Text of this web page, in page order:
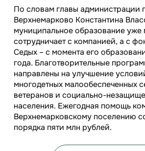
По словам главы администрации
Верхнемарково Константина
муниципальное образование уже
сотрудничает с компанией, а с
Седых – с момента его
года. Благотворительные
направлены на улучшение
многодетных малообеспеченных
ветеранов и социально-
населения. Ежегодная помощь
Верхнемарковскому поселению
порядка пяти млн рублей.